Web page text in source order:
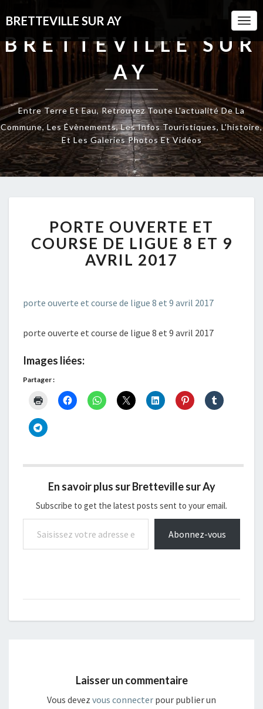
BRETTEVILLE SUR AY
BRETTEVILLE SUR
AY
Entre Terre Et Eau, Retrouvez Toute L'actualité De La
Commune, Les Évènements, Les Infos Touristiques, L'histoire,
Et Les Galeries Photos Et Vidéos
OUVERTE
ET
COURSE
DE
ET
AVRIL
PORTE OUVERTE ET
COURSE DE LIGUE 8 ET 9
AVRIL 2017
porte ouverte et course de ligue 8 et 9 avril 2017
porte ouverte et course de ligue 8 et 9 avril 2017
Images liées:
Partager :
En savoir plus sur Bretteville sur Ay
Subscribe to get the latest posts sent to your email.
Saisissez votre adresse e-mail…
Abonnez-vous
Laisser un commentaire
Vous devez vous connecter pour publier un